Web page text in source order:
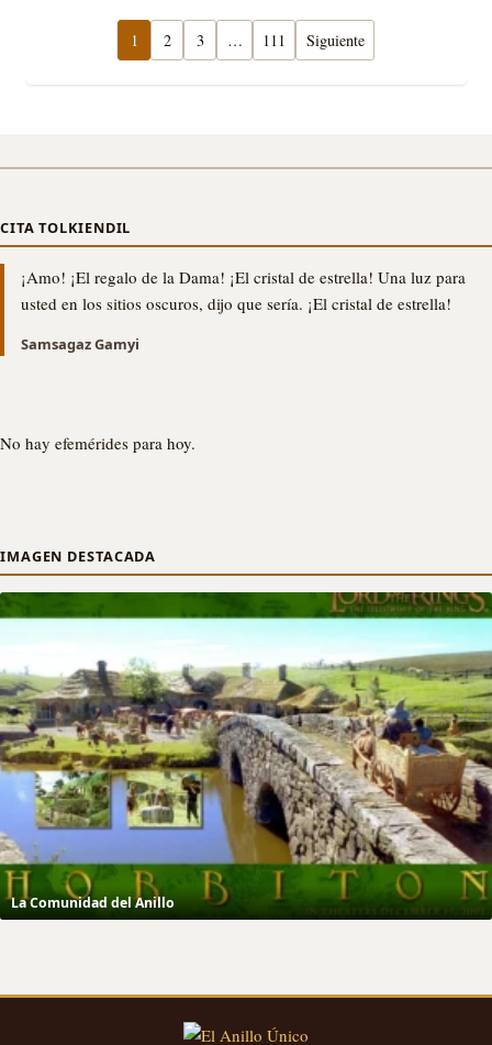
1 2 3 … 111 Siguiente
CITA TOLKIENDIL
¡Amo! ¡El regalo de la Dama! ¡El cristal de estrella! Una luz para
usted en los sitios oscuros, dijo que sería. ¡El cristal de estrella!
Samsagaz Gamyi
No hay efemérides para hoy.
IMAGEN DESTACADA
La Comunidad del Anillo